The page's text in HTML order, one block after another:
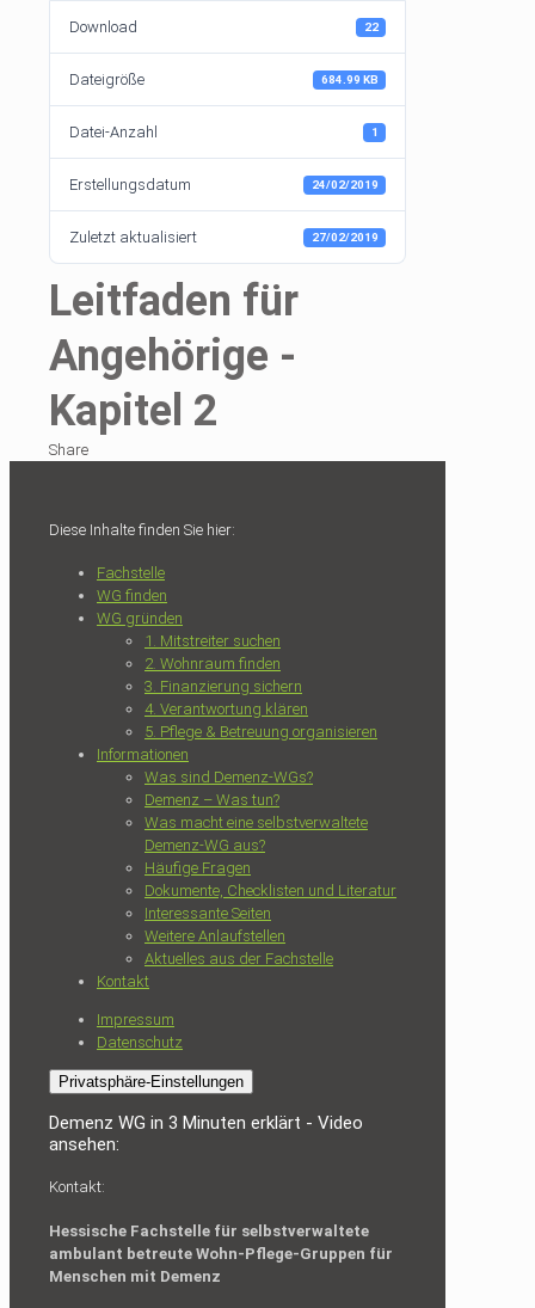
Download 22
Dateigröße 684.99 KB
Datei-Anzahl 1
Erstellungsdatum 24/02/2019
Zuletzt aktualisiert 27/02/2019
Leitfaden für
Angehörige -
Kapitel 2
Share
Diese Inhalte finden Sie hier:
Fachstelle
WG finden
WG gründen
1. Mitstreiter suchen
2. Wohnraum finden
3. Finanzierung sichern
4. Verantwortung klären
5. Pflege & Betreuung organisieren
Informationen
Was sind Demenz-WGs?
Demenz – Was tun?
Was macht eine selbstverwaltete
Demenz-WG aus?
Häufige Fragen
Dokumente, Checklisten und Literatur
Interessante Seiten
Weitere Anlaufstellen
Aktuelles aus der Fachstelle
Kontakt
Impressum
Datenschutz
Privatsphäre-Einstellungen
Demenz WG in 3 Minuten erklärt - Video
ansehen:
Kontakt:
Hessische Fachstelle für selbstverwaltete
ambulant betreute Wohn-Pflege-Gruppen für
Menschen mit Demenz